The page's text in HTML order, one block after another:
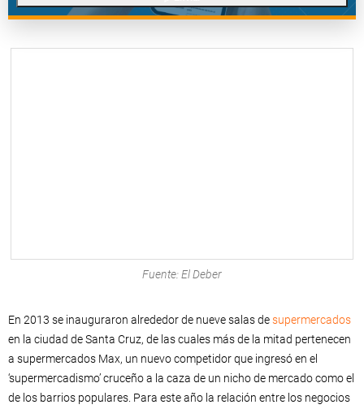
Fuente: El Deber
En 2013 se inauguraron alrededor de nueve salas desupermercados
en la ciudad de Santa Cruz, de las cuales más de la mitad pertenecen
a supermercados Max, un nuevo competidor que ingresó en el
‘supermercadismo’ cruceño a la caza de un nicho de mercado como el
de los barrios populares. Para este año la relación entre los negocios